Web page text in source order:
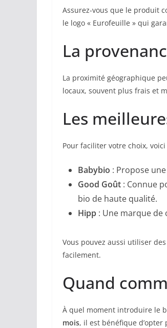
Assurez-vous que le produit
le logo « Eurofeuille » qui
La
La proximité géographique
locaux, souvent plus frais et
Les
Pour faciliter votre choix,
Babybio : Propose
Good Goût : Connue
bio de haute qualité.
Hipp : Une marque de
Vous pouvez aussi utiliser
facilement.
Quand
À quel moment introduire le
mois, il est bénéfique